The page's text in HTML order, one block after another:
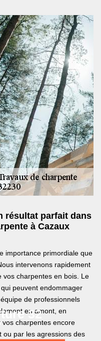
32
résultat parfait dans
à Cazaux
importance primordiale que
intervenons rapidement
vos charpentes en bois. Le
peuvent endommager
de professionnels
en amont, en
charpentes encore
ou par les agressions des